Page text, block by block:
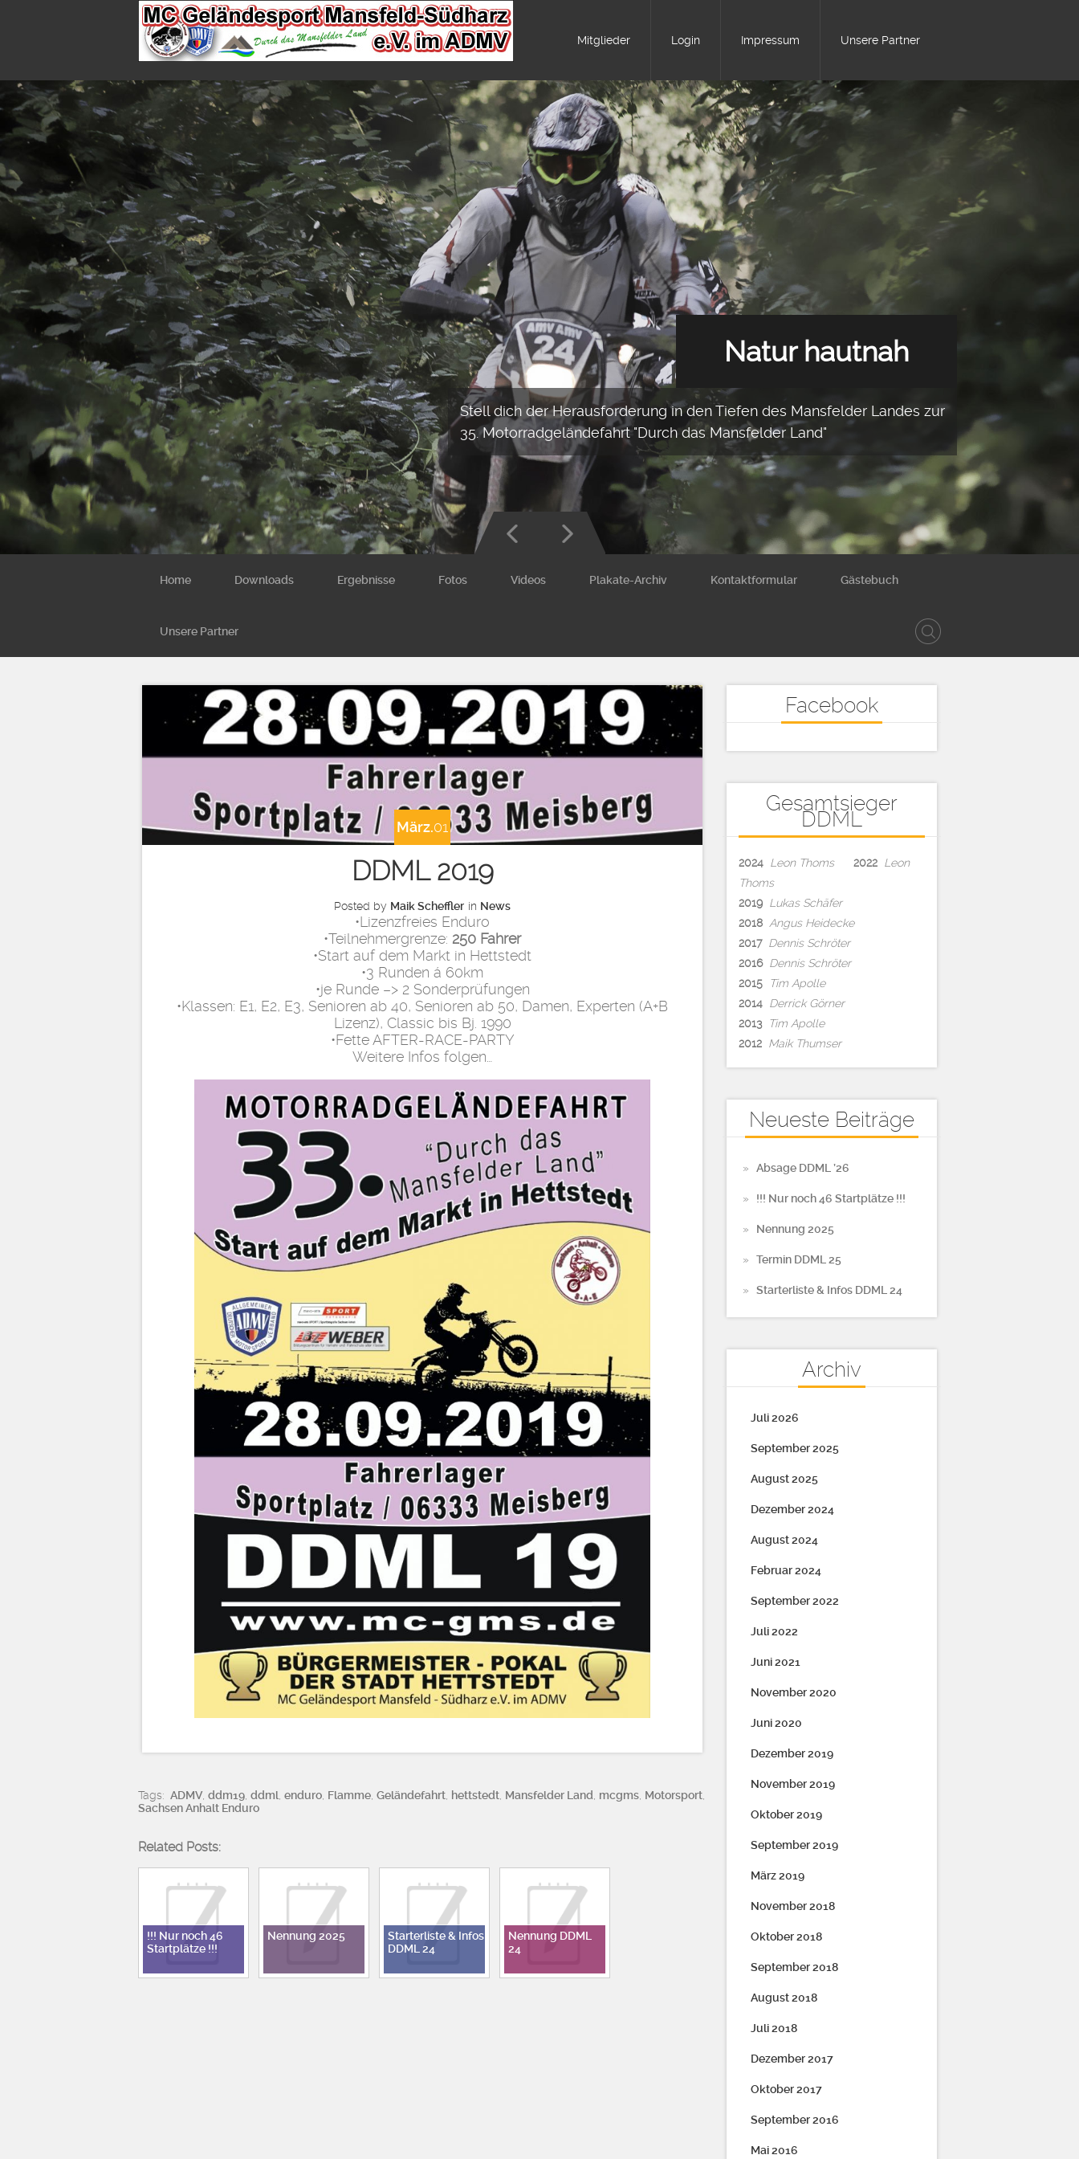
Mitglieder Login Impressum Unsere Partner
Natur hautnah
Stell dich der Herausforderung in den Tiefen des Mansfelder Landes zur
35. Motorradgeländefahrt "Durch das Mansfelder Land"
Home Downloads Ergebnisse Fotos Videos Plakate-Archiv Kontaktformular Gästebuch
Unsere Partner
Facebook
Gesamtsieger
DDML
2024 Leon Thoms 2022 Leon
Thoms
2019 Lukas Schäfer
2018 Angus Heidecke
2017 Dennis Schröter
2016 Dennis Schröter
2015
Tim Apolle
2014 Derrick Görner
2013
Tim Apolle
2012 Maik Thumser
Neueste Beiträge
Absage DDML ’26
!!! Nur noch 46 Startplätze !!!
Nennung 2025
Termin DDML 25
Starterliste & Infos DDML 24
Archiv
Juli 2026
September 2025
August 2025
Dezember 2024
August 2024
Februar 2024
September 2022
Juli 2022
Juni 2021
November 2020
Juni 2020
Dezember 2019
November 2019
Oktober 2019
September 2019
März 2019
November 2018
Oktober 2018
September 2018
August 2018
Juli 2018
Dezember 2017
Oktober 2017
September 2016
Mai 2016
März.01
DDML 2019
Posted by Maik Scheffler in News
•Lizenzfreies Enduro
•Teilnehmergrenze: 250 Fahrer
•Start auf dem Markt in Hettstedt
•3 Runden á 60km
•je Runde –> 2 Sonderprüfungen
•Klassen: E1, E2, E3, Senioren ab 40, Senioren ab 50, Damen, Experten (A+B
Lizenz), Classic bis Bj. 1990
•Fette AFTER-RACE-PARTY
Weitere Infos folgen…
Tags: ADMV, ddm19 ddml enduro Flamme Geländefahrt hettstedt Mansfelder Land mcgms Motorsport
Sachsen Anhalt Enduro
Related Posts:
!!! Nur noch 46
Startplätze !!!
Nennung 2025
Starterliste & Infos
DDML 24
Nennung DDML
24